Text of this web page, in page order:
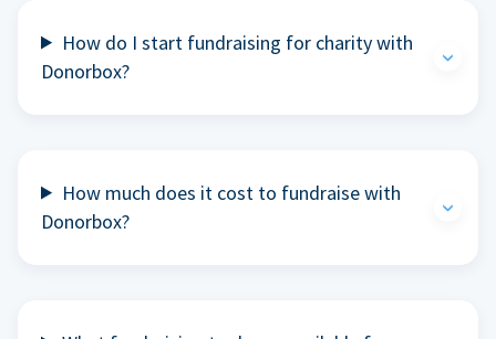
How do I start fundraising for charity with
Donorbox?
How much does it cost to fundraise with
Donorbox?